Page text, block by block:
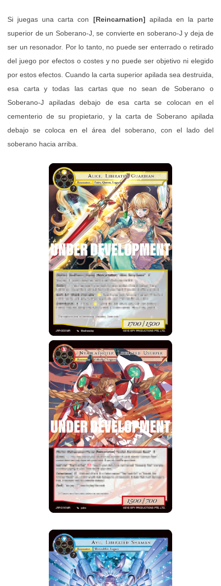
Si juegas una carta con [Reincarnation] apilada en la parte
superior de un Soberano-J, se convierte en soberano-J y deja de
ser un resonador. Por lo tanto, no puede ser enterrado o retirado
del juego por efectos o costes y no puede ser objetivo ni elegido
por estos efectos. Cuando la carta superior apilada sea destruida,
esa carta y todas las cartas que no sean de Soberano o
Soberano-J apiladas debajo de esa carta se colocan en el
cementerio de su propietario, y la carta de Soberano apilada
debajo se coloca en el área del soberano, con el lado del
soberano hacia arriba.